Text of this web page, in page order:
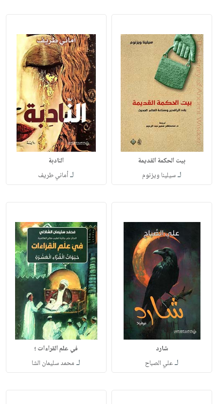
بيت الحكمة القديمة
لـسيلينا ويزنوم
النادبة
لـأماني طريف
شارد
لـعلي الصباح
في علم القراءات ؛
لـ محمد سليمان الشا